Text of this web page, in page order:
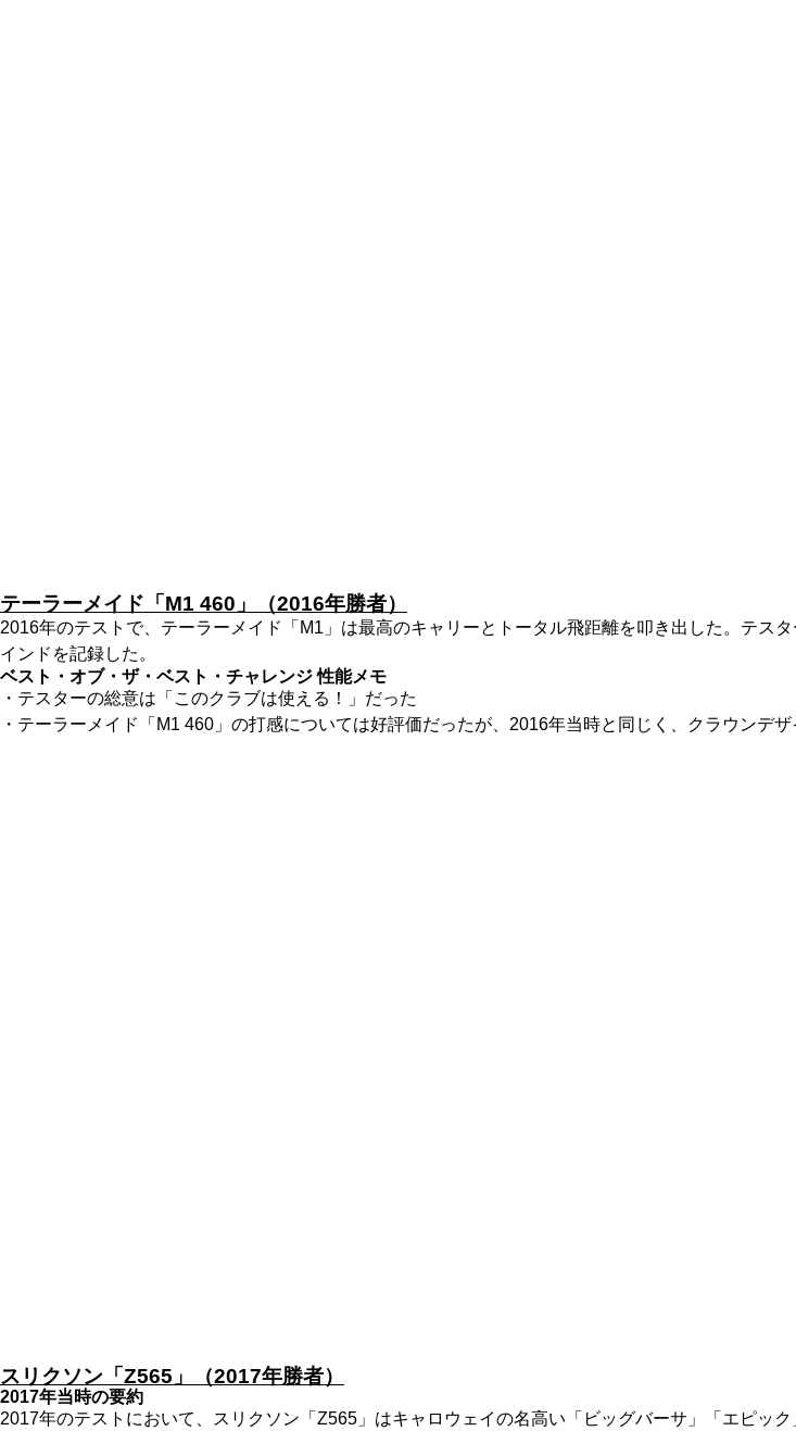
テーラーメイド「M1 460」（2016年勝者）
2016年のテストで、テーラーメイド「M1」は最高のキャリーとトータル飛距離を叩き出した。テス
インドを記録した。
ベスト・オブ・ザ・ベスト・チャレンジ 性能メモ
・テスターの総意は「このクラブは使える！」だった
・テーラーメイド「M1 460」の打感については好評価だったが、2016年当時と同じく、クラウンデ
スリクソン「Z565」（2017年勝者）
2017年当時の要約
2017年のテストにおいて、スリクソン「Z565」はキャロウェイの名高い「ビッグバーサ」「エピッ